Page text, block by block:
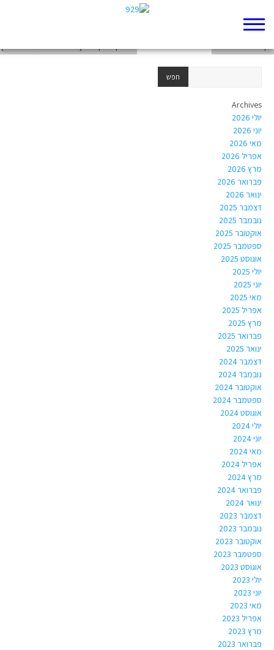
פרויקט תנ"ך: דניאל פיבן, דיוויד בויס, עמית מרקין ז"11
Archives
יולי 2026
יוני 2026
מאי 2026
אפריל 2026
מרץ 2026
פברואר 2026
ינואר 2026
דצמבר 2025
נובמבר 2025
אוקטובר 2025
ספטמבר 2025
אוגוסט 2025
יולי 2025
יוני 2025
מאי 2025
אפריל 2025
מרץ 2025
פברואר 2025
ינואר 2025
דצמבר 2024
נובמבר 2024
אוקטובר 2024
ספטמבר 2024
אוגוסט 2024
יולי 2024
יוני 2024
מאי 2024
אפריל 2024
מרץ 2024
פברואר 2024
ינואר 2024
דצמבר 2023
נובמבר 2023
אוקטובר 2023
ספטמבר 2023
אוגוסט 2023
יולי 2023
יוני 2023
מאי 2023
אפריל 2023
מרץ 2023
פברואר 2023